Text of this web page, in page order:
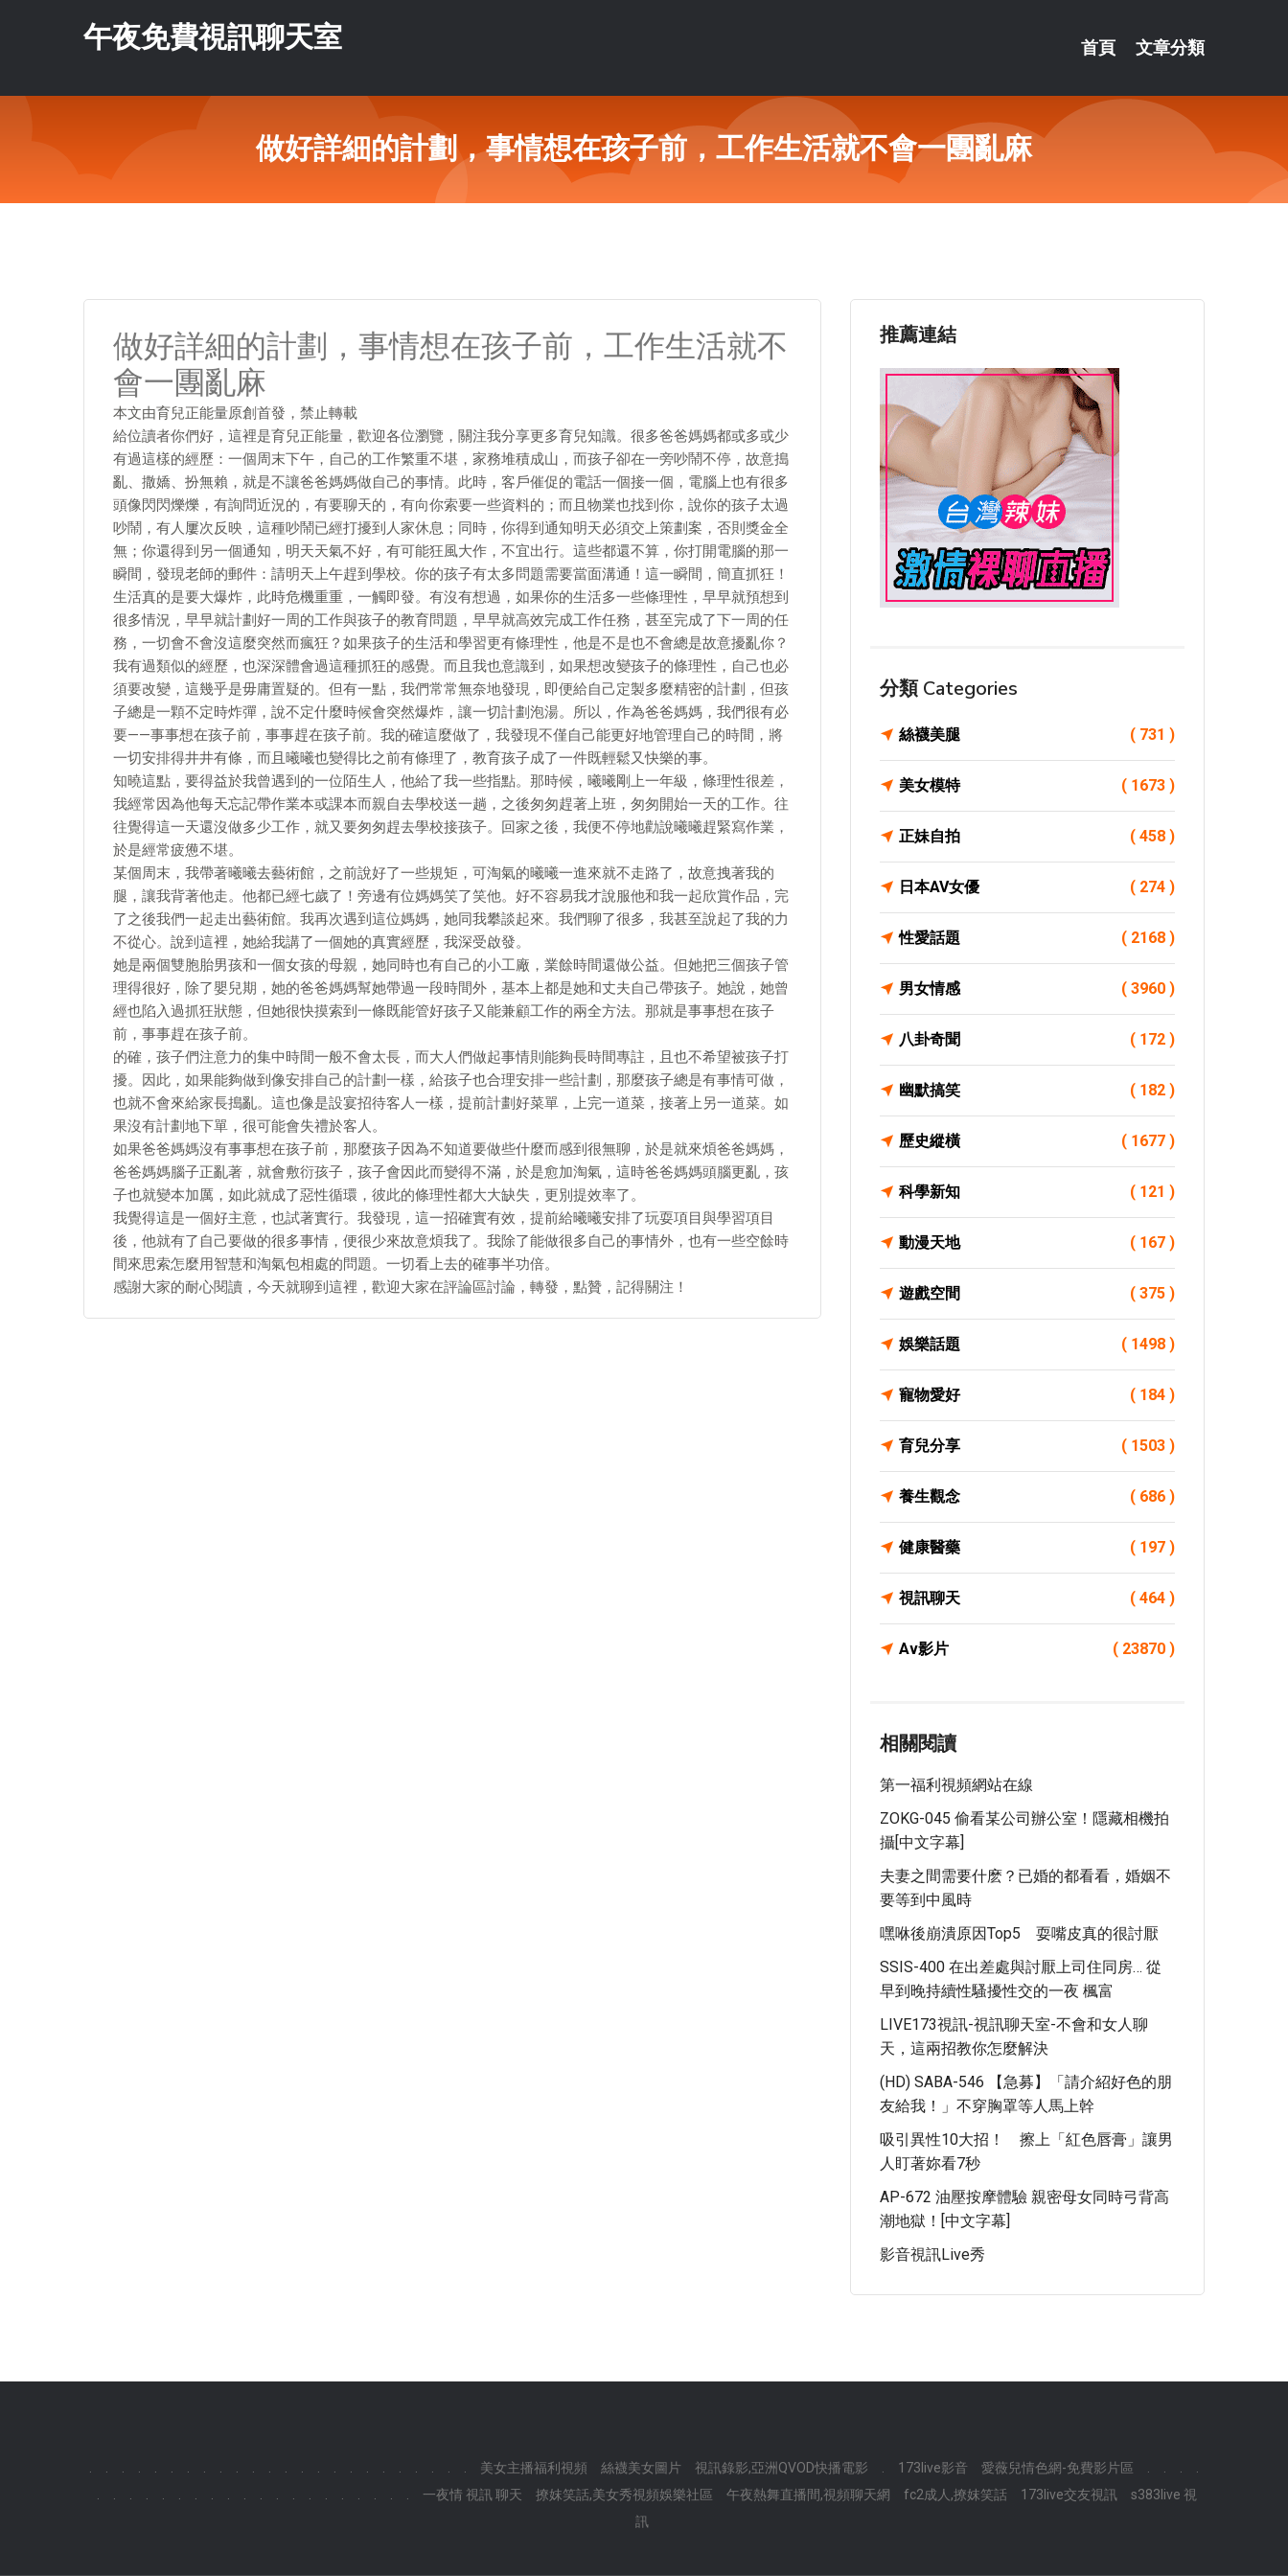
午夜免費視訊聊天室 首頁 文章分類
做好詳細的計劃，事情想在孩子前，工作生活就不會一團亂麻
做好詳細的計劃，事情想在孩子前，工作生活就不
會一團亂麻
​本文由育兒正能量原創首發，禁止轉載
給位讀者你們好，這裡是育兒正能量，歡迎各位瀏覽，關注我分享更多育兒知識。很多爸爸媽媽都或多或少
有過這樣的經歷：一個周末下午，自己的工作繁重不堪，家務堆積成山，而孩子卻在一旁吵鬧不停，故意搗
亂、撒嬌、扮無賴，就是不讓爸爸媽媽做自己的事情。此時，客戶催促的電話一個接一個，電腦上也有很多
頭像閃閃爍爍，有詢問近況的，有要聊天的，有向你索要一些資料的；而且物業也找到你，說你的孩子太過
吵鬧，有人屢次反映，這種吵鬧已經打擾到人家休息；同時，你得到通知明天必須交上策劃案，否則獎金全
無；你還得到另一個通知，明天天氣不好，有可能狂風大作，不宜出行。這些都還不算，你打開電腦的那一
瞬間，發現老師的郵件：請明天上午趕到學校。你的孩子有太多問題需要當面溝通！這一瞬間，簡直抓狂！
生活真的是要大爆炸，此時危機重重，一觸即發。有沒有想過，如果你的生活多一些條理性，早早就預想到
很多情況，早早就計劃好一周的工作與孩子的教育問題，早早就高效完成工作任務，甚至完成了下一周的任
務，一切會不會沒這麼突然而瘋狂？如果孩子的生活和學習更有條理性，他是不是也不會總是故意擾亂你？
我有過類似的經歷，也深深體會過這種抓狂的感覺。而且我也意識到，如果想改變孩子的條理性，自己也必
須要改變，這幾乎是毋庸置疑的。但有一點，我們常常無奈地發現，即便給自己定製多麼精密的計劃，但孩
子總是一顆不定時炸彈，說不定什麼時候會突然爆炸，讓一切計劃泡湯。所以，作為爸爸媽媽，我們很有必
要——事事想在孩子前，事事趕在孩子前。我的確這麼做了，我發現不僅自己能更好地管理自己的時間，將
一切安排得井井有條，而且曦曦也變得比之前有條理了，教育孩子成了一件既輕鬆又快樂的事。
知曉這點，要得益於我曾遇到的一位陌生人，他給了我一些指點。那時候，曦曦剛上一年級，條理性很差，
我經常因為他每天忘記帶作業本或課本而親自去學校送一趟，之後匆匆趕著上班，匆匆開始一天的工作。往
往覺得這一天還沒做多少工作，就又要匆匆趕去學校接孩子。回家之後，我便不停地勸說曦曦趕緊寫作業，
於是經常疲憊不堪。
某個周末，我帶著曦曦去藝術館，之前說好了一些規矩，可淘氣的曦曦一進來就不走路了，故意拽著我的
腿，讓我背著他走。他都已經七歲了！旁邊有位媽媽笑了笑他。好不容易我才說服他和我一起欣賞作品，完
了之後我們一起走出藝術館。我再次遇到這位媽媽，她同我攀談起來。我們聊了很多，我甚至說起了我的力
不從心。說到這裡，她給我講了一個她的真實經歷，我深受啟發。
她是兩個雙胞胎男孩和一個女孩的母親，她同時也有自己的小工廠，業餘時間還做公益。但她把三個孩子管
理得很好，除了嬰兒期，她的爸爸媽媽幫她帶過一段時間外，基本上都是她和丈夫自己帶孩子。她說，她曾
經也陷入過抓狂狀態，但她很快摸索到一條既能管好孩子又能兼顧工作的兩全方法。那就是事事想在孩子
前，事事趕在孩子前。
的確，孩子們注意力的集中時間一般不會太長，而大人們做起事情則能夠長時間專註，且也不希望被孩子打
擾。因此，如果能夠做到像安排自己的計劃一樣，給孩子也合理安排一些計劃，那麼孩子總是有事情可做，
也就不會來給家長搗亂。這也像是設宴招待客人一樣，提前計劃好菜單，上完一道菜，接著上另一道菜。如
果沒有計劃地下單，很可能會失禮於客人。
如果爸爸媽媽沒有事事想在孩子前，那麼孩子因為不知道要做些什麼而感到很無聊，於是就來煩爸爸媽媽，
爸爸媽媽腦子正亂著，就會敷衍孩子，孩子會因此而變得不滿，於是愈加淘氣，這時爸爸媽媽頭腦更亂，孩
子也就變本加厲，如此就成了惡性循環，彼此的條理性都大大缺失，更別提效率了。
我覺得這是一個好主意，也試著實行。我發現，這一招確實有效，提前給曦曦安排了玩耍項目與學習項目
後，他就有了自己要做的很多事情，便很少來故意煩我了。我除了能做很多自己的事情外，也有一些空餘時
間來思索怎麼用智慧和淘氣包相處的問題。一切看上去的確事半功倍。
感謝大家的耐心閱讀，今天就聊到這裡，歡迎大家在評論區討論，轉發，點贊，記得關注！​
推薦連結
分類 Categories
絲襪美腿 ( 731 )
美女模特 ( 1673 )
正妹自拍 ( 458 )
日本AV女優 ( 274 )
性愛話題 ( 2168 )
男女情感 ( 3960 )
八卦奇聞 ( 172 )
幽默搞笑 ( 182 )
歷史縱橫 ( 1677 )
科學新知 ( 121 )
動漫天地 ( 167 )
遊戲空間 ( 375 )
娛樂話題 ( 1498 )
寵物愛好 ( 184 )
育兒分享 ( 1503 )
養生觀念 ( 686 )
健康醫藥 ( 197 )
視訊聊天 ( 464 )
Av影片 ( 23870 )
相關閱讀
第一福利視頻網站在線
ZOKG-045 偷看某公司辦公室！隱藏相機拍
攝[中文字幕]
夫妻之間需要什麽？已婚的都看看，婚姻不
要等到中風時
嘿咻後崩潰原因Top5 耍嘴皮真的很討厭
SSIS-400 在出差處與討厭上司住同房… 從
早到晚持續性騷擾性交的一夜 楓富
LIVE173視訊-視訊聊天室-不會和女人聊
天，這兩招教你怎麼解決
(HD) SABA-546 【急募】「請介紹好色的朋
友給我！」不穿胸罩等人馬上幹
吸引異性10大招！ 擦上「紅色唇膏」讓男
人盯著妳看7秒
AP-672 油壓按摩體驗 親密母女同時弓背高
潮地獄！[中文字幕]
影音視訊live秀
美女主播福利視頻 絲襪美女圖片 視訊錄影,亞洲QVOD快播電影 173live影音 愛薇兒情色網-免費影片區
一夜情 視訊 聊天 撩妺笑話,美女秀視頻娛樂社區 午夜熱舞直播間,視頻聊天網 fc2成人,撩妺笑話 173live交友視訊
s383live 視
訊